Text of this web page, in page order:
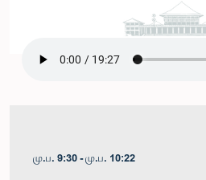
மு.ப. 9:30 - மு.ப. 10:22